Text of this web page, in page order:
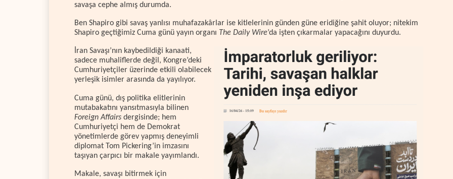
savaşa cephe almış durumda.
Ben Shapiro gibi savaş yanlısı muhafazakârlar ise kitlelerinin günden güne eridiğine şahit oluyor; nitekim
Shapiro geçtiğimiz Cuma günü yayın organı The Daily Wire’da işten çıkarmalar yapacağını duyurdu.
İran Savaşı’nın kaybedildiği kanaati,
sadece muhaliflerde değil, Kongre’deki
Cumhuriyetçiler üzerinde etkili olabilecek
yerleşik isimler arasında da yayılıyor.
Cuma günü, dış politika elitlerinin
mutabakatını yansıtmasıyla bilinen
Foreign Affairs dergisinde; hem
Cumhuriyetçi hem de Demokrat
yönetimlerde görev yapmış deneyimli
diplomat Tom Pickering’in imzasını
taşıyan çarpıcı bir makale yayımlandı.
Makale, savaşı bitirmek için